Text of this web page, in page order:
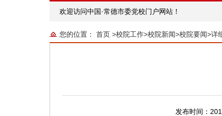
欢迎访问中国·常德市委党校门户网站！
您的位置： 首页 >校院工作>校院新闻>校院要闻>详
发布时间：